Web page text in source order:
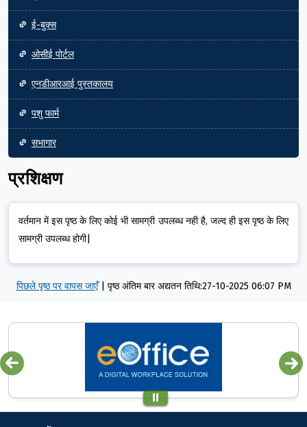
ई-बुक्स
ओसीई पोर्टल
एनडीआरआई पुस्तकालय
पशु फार्म
सभागार
प्रशिक्षण
वर्तमान में इस पृष्ठ के लिए कोई भी सामग्री उपलब्ध नही है, जल्द ही इस पृष्ठ के लिए
सामग्री उपलब्ध होगी|
पिछले पृष्ठ पर वापस जाएँ पृष्ठ अंतिम बार अद्यतन तिथि:27-10-2025 06:07 PM